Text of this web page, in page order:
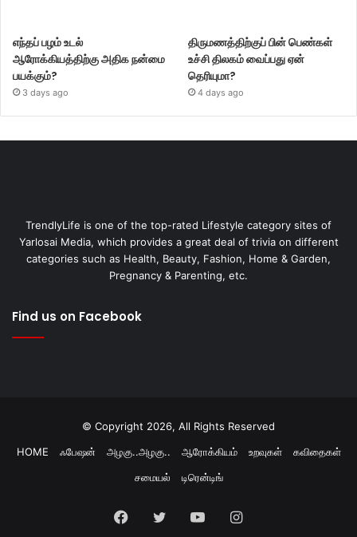
எந்தப் பழம் உடல்
ஆரோக்கியத்திற்கு அதிக நன்மை
பயக்கும்?
3 days ago
திருமணத்திற்குப் பின் பெண்கள்
உச்சி திலகம் வைப்பது ஏன்
தெரியுமா?
4 days ago
TrendlyLife is one of the top-rated Lifestyle category sites of
Yarlosai Media, which provides a great deal of trivia on different
categories such as Health, Beauty, Fashion, Home & Garden,
Pregnancy & Parenting, etc.
Find us on Facebook
© Copyright 2026, All Rights Reserved
HOME
ஃபேஷன் அழகு..அழகு.. ஆரோக்கியம் உறவுகள்
கவிதைகள்
சமையல்
டிரென்டிங்
Facebook
TwitterYouTubeInstagram